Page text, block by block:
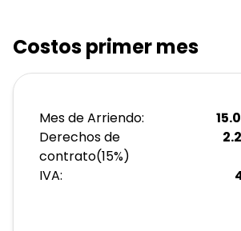
Costos primer mes
Mes de Arriendo:
Derechos de
contrato(15%)
IVA: